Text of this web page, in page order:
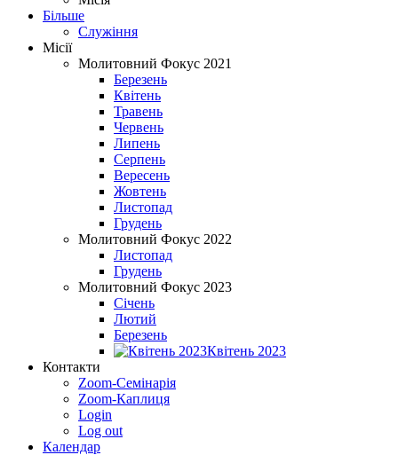
Більше
Служіння
Місії
Молитовний Фокус 2021
Березень
Квітень
Травень
Червень
Липень
Серпень
Вересень
Жовтень
Листопад
Грудень
Молитовний Фокус 2022
Листопад
Грудень
Молитовний Фокус 2023
Січень
Лютий
Березень
Квітень 2023
Контакти
Zoom-Семінарія
Zoom-Каплиця
Login
Log out
Календар